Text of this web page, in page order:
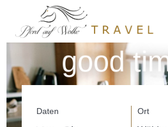
good
@you
Daten Ort